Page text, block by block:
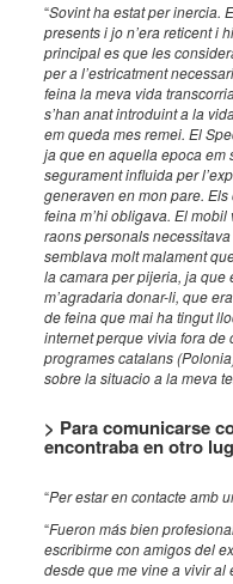
“Sovint ha estat per inercia.
presents i jo n’era reticent i
principal es que les
per a l’estricatment
feina la meva vida
s’han anat introduint a la
em queda mes remei. El
ja que en aquella epoca em
segurament influida per
generaven en mon pare.
feina m’hi obligava. El
raons personals
semblava molt malament
la camara per pijeria, ja que
m’agradaria donar-li, que
de feina que mai ha tingut
internet perque vivia fora
programes catalans
sobre la situacio a la meva
> Para comunicarse
encontraba en otro
“Per estar en contacte amb
“Fueron más bien
escribirme con amigos del
desde que me vine a vivir al